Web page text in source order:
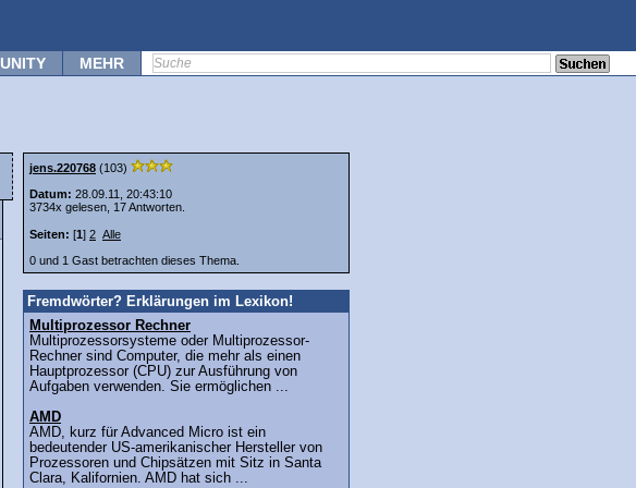
MEHR
jens.220768 (103)
Datum: 28.09.11, 20:43:10
3734x gelesen, 17 Antworten.
Seiten: [1] 2 Alle
0 und 1 Gast betrachten dieses Thema.
Fremdwörter? Erklärungen im Lexikon!
Multiprozessor Rechner
Multiprozessorsysteme oder Multiprozessor-
Rechner sind Computer, die mehr als einen
Hauptprozessor (CPU) zur Ausführung von
Aufgaben verwenden. Sie ermöglichen ...
AMD
AMD, kurz für Advanced Micro ist ein
bedeutender US-amerikanischer Hersteller von
Prozessoren und Chipsätzen mit Sitz in Santa
Clara, Kalifornien. AMD hat sich ...